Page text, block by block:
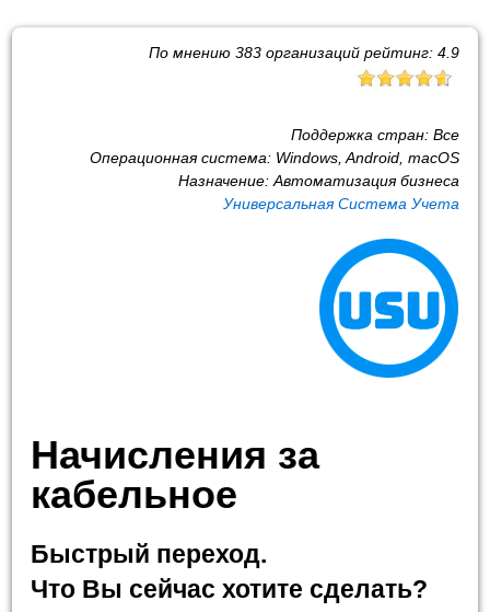
По мнению 383организаций рейтинг: 4.9
Поддержка стран: Все
Операционная система: Windows, Android, macOS
Назначение: Автоматизация бизнеса
Универсальная Система Учета
Начисления за
кабельное
Быстрый переход.
Что Вы сейчас хотите сделать?